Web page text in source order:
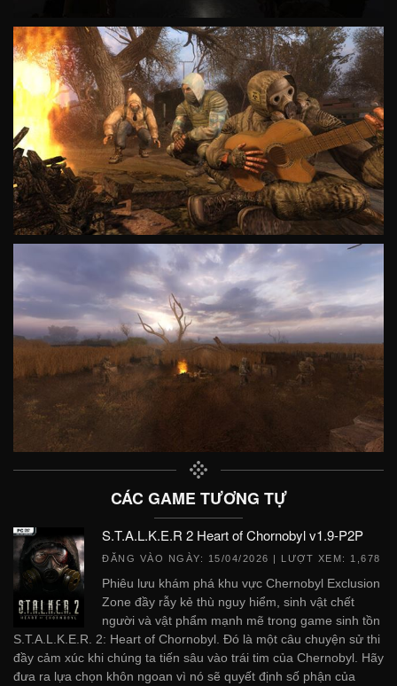
CÁC GAME TƯƠNG TỰ
S.T.A.L.K.E.R 2 Heart of Chornobyl v1.9-P2P
ĐĂNG VÀO NGÀY: 15/04/2026 | LƯỢT XEM: 1,678
Phiêu lưu khám phá khu vực Chernobyl Exclusion
Zone đầy rẫy kẻ thù nguy hiểm, sinh vật chết
người và vật phẩm mạnh mẽ trong game sinh tồn
S.T.A.L.K.E.R. 2: Heart of Chornobyl. Đó là một câu chuyện sử thi
đầy cảm xúc khi chúng ta tiến sâu vào trái tim của Chernobyl. Hãy
đưa ra lựa chọn khôn ngoan vì nó sẽ quyết định số phận của